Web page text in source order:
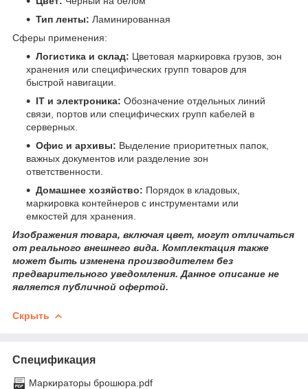
Тип ленты: Ламинированная
Сферы применения:
Логистика и склад: Цветовая маркировка грузов, зон
хранения или специфических групп товаров для
быстрой навигации.
IT и электроника: Обозначение отдельных линий
связи, портов или специфических групп кабелей в
серверных.
Офис и архивы: Выделение приоритетных папок,
важных документов или разделение зон
ответственности.
Домашнее хозяйство: Порядок в кладовых,
маркировка контейнеров с инструментами или
емкостей для хранения.
Изображения товара, включая цвет, могут отличаться
от реального внешнего вида. Комплектация также
может быть изменена производителем без
предварительного уведомления. Данное описание не
является публичной офертой.
Скрыть
Спецификация
Маркираторы брошюра.pdf